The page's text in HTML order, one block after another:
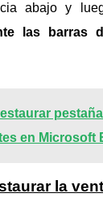
abajo y
las barras
en Microsoft
la